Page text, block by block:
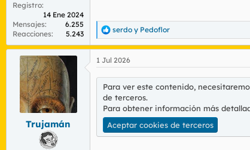
Registro
14 Ene 2024
Mensajes
6.255
Reacciones
5.243
R
e
a
c
o
n
e
s
serdo y Pedoflor
Trujamán
1 Jul 2026
Para ver este contenido,
de terceros.
Para obtener información más
Aceptar cookies de terceros